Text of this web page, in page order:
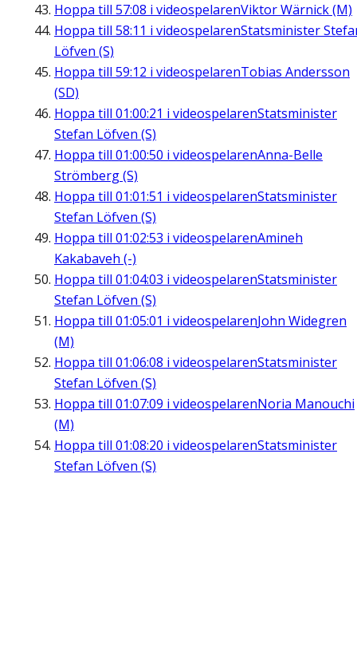
Hoppa till 57:08 i videospelarenViktor Wärnick (M)
Hoppa till 58:11 i videospelarenStatsminister
Löfven (S)
Hoppa till 59:12 i videospelarenTobias Andersson
(SD)
Hoppa till 01:00:21 i videospelarenStatsminister
Stefan Löfven (S)
Hoppa till 01:00:50 i videospelarenAnna-Belle
Strömberg (S)
Hoppa till 01:01:51 i videospelarenStatsminister
Stefan Löfven (S)
Hoppa till 01:02:53 i videospelarenAmineh
Kakabaveh (-)
Hoppa till 01:04:03 i videospelarenStatsminister
Stefan Löfven (S)
Hoppa till 01:05:01 i videospelarenJohn Widegren
(M)
Hoppa till 01:06:08 i videospelarenStatsminister
Stefan Löfven (S)
Hoppa till 01:07:09 i videospelarenNoria Manouchi
(M)
Hoppa till 01:08:20 i videospelarenStatsminister
Stefan Löfven (S)